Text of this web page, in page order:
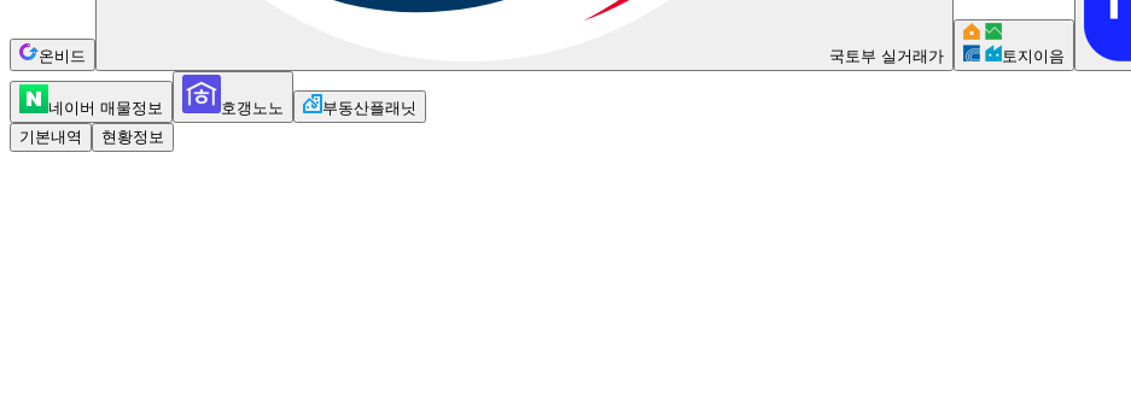
온비드 국토부 실거래가 토지이음
네이버 매물정보 호갱노노
부동산플래닛
기본내역
현황정보